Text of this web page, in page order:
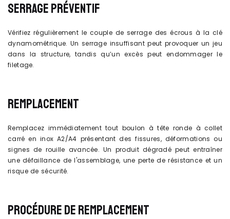
SERRAGE PRÉVENTIF
Vérifiez régulièrement le couple de serrage des écrous à la clé
dynamométrique. Un serrage insuffisant peut provoquer un jeu
dans la structure, tandis qu’un excès peut endommager le
filetage.
REMPLACEMENT
Remplacez immédiatement tout boulon à tête ronde à collet
carré en inox A2/A4 présentant des fissures, déformations ou
signes de rouille avancée. Un produit dégradé peut entraîner
une défaillance de l'assemblage, une perte de résistance et un
risque de sécurité.
PROCÉDURE DE REMPLACEMENT